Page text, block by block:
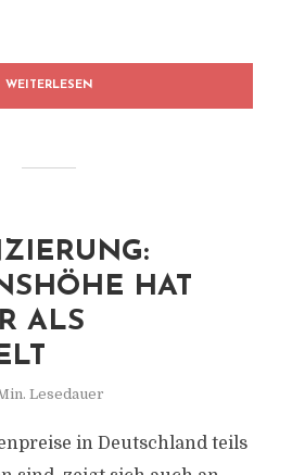
WEITERLESEN
HAT
ALS
Lesedauer
in Deutschland teils